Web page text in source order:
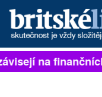
PŘIHLÁSIT
na